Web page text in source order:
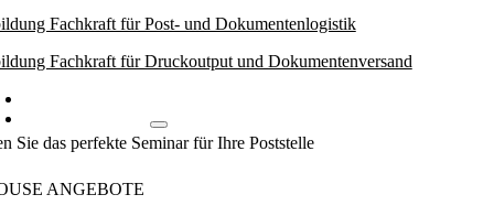
Fachkraft für Post- und Dokumentenlogistik
Fachkraft für Druckoutput und Dokumentenversand
Inhouse Angebote
Sie das perfekte Seminar für Ihre Poststelle
ANGEBOTE